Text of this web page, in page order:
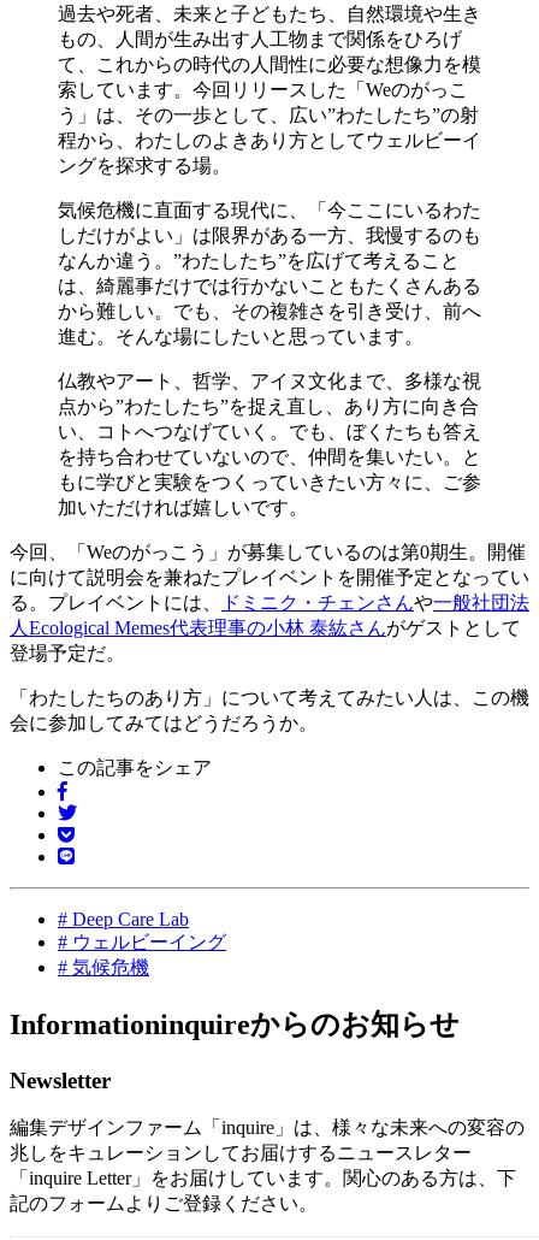
過去や死者、未来と子どもたち、自然環境や生き
もの、人間が生み出す人工物まで関係をひろげ
て、これからの時代の人間性に必要な想像力を模
索しています。今回リリースした「Weのがっこ
う」は、その一歩として、広い”わたしたち”の射
程から、わたしのよきあり方としてウェルビーイ
ングを探求する場。
気候危機に直面する現代に、「今ここにいるわた
しだけがよい」は限界がある一方、我慢するのも
なんか違う。”わたしたち”を広げて考えること
は、綺麗事だけでは行かないこともたくさんある
から難しい。でも、その複雑さを引き受け、前へ
進む。そんな場にしたいと思っています。
仏教やアート、哲学、アイヌ文化まで、多様な視
点から”わたしたち”を捉え直し、あり方に向き合
い、コトへつなげていく。でも、ぼくたちも答え
を持ち合わせていないので、仲間を集いたい。と
もに学びと実験をつくっていきたい方々に、ご参
加いただければ嬉しいです。
今回、「Weのがっこう」が募集しているのは第0期生。開催
に向けて説明会を兼ねたプレイベントを開催予定となってい
る。プレイベントには、
ドミニク・チェンさんや一般社団法
人Ecological Memes代表理事の小林 泰紘さんがゲストとして
登場予定だ。
「わたしたちのあり方」について考えてみたい人は、この機
会に参加してみてはどうだろうか。
この記事をシェア
# Deep Care Lab
# ウェルビーイング
# 気候危機
Informationinquireからのお知らせ
Newsletter
編集デザインファーム「inquire」は、様々な未来への変容の
兆しをキュレーションしてお届けするニュースレター
「inquire Letter」をお届けしています。関心のある方は、下
記のフォームよりご登録ください。